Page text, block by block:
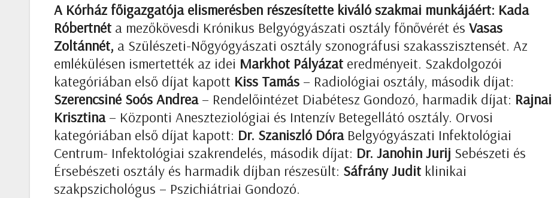
A Kórház főigazgatója elismerésben részesítette kiváló szakmai munkájáért: Kada
Róbertnét a mezőkövesdi Krónikus Belgyógyászati osztály főnővérét és Vasas
Zoltánnét, a Szülészeti-Nőgyógyászati osztály szonográfusi szakasszisztensét. Az
emlékülésen ismertették az idei Markhot Pályázat eredményeit. Szakdolgozói
kategóriában első díjat kapott Kiss Tamás – Radiológiai osztály, második díjat:
Szerencsiné Soós Andrea– Rendelőintézet Diabétesz Gondozó, harmadik díjat: Rajnai
Krisztina– Központi Aneszteziológiai és Intenzív Betegellátó osztály. Orvosi
kategóriában első díjat kapott: Dr. Szaniszló DóraBelgyógyászati Infektológiai
Centrum- Infektológiai szakrendelés, második díjat: Dr. Janohin Jurij Sebészeti és
Érsebészeti osztály és harmadik díjban részesült: Sáfrány Judit klinikai
szakpszichológus – Pszichiátriai Gondozó.